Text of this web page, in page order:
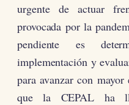
urgente de actuar
provocada por la
pendiente es
implementación y
para avanzar con
que la CEPAL ha